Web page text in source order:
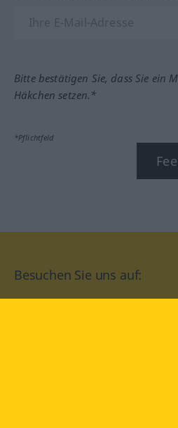
Bitte bestätigen Sie, dass Sie ein
Häkchen setzen.*
*Pflichtfeld
Besuchen Sie uns auf: